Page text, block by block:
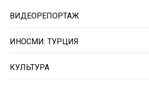
ВИДЕОРЕПОРТАЖ
ИНОСМИ: ТУРЦИЯ
КУЛЬТУРА